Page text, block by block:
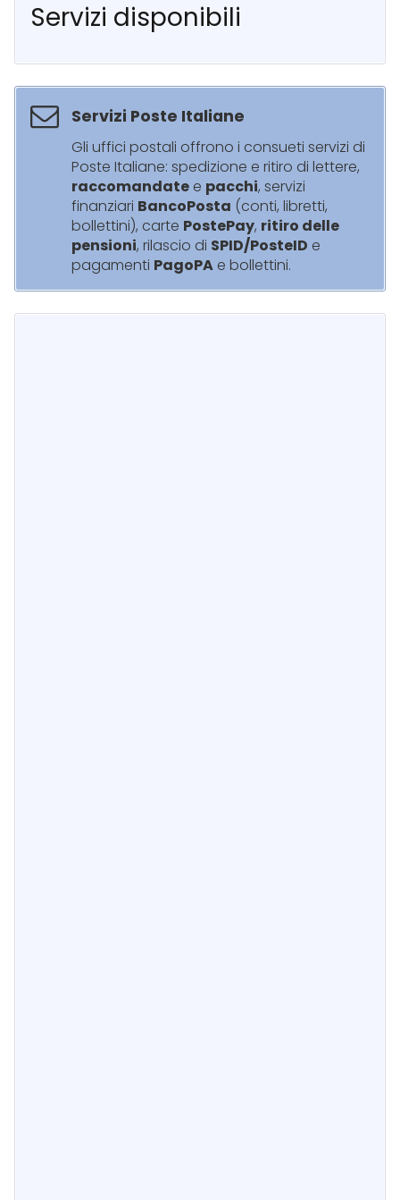
Servizi disponibili
Servizi Poste Italiane
Gli uffici postali offrono i consueti servizi di
Poste Italiane: spedizione e ritiro di lettere,
raccomandate e pacchi, servizi
finanziari BancoPosta (conti, libretti,
bollettini), carte PostePay, ritiro delle
pensioni, rilascio di SPID/PosteID e
pagamenti PagoPA e bollettini.